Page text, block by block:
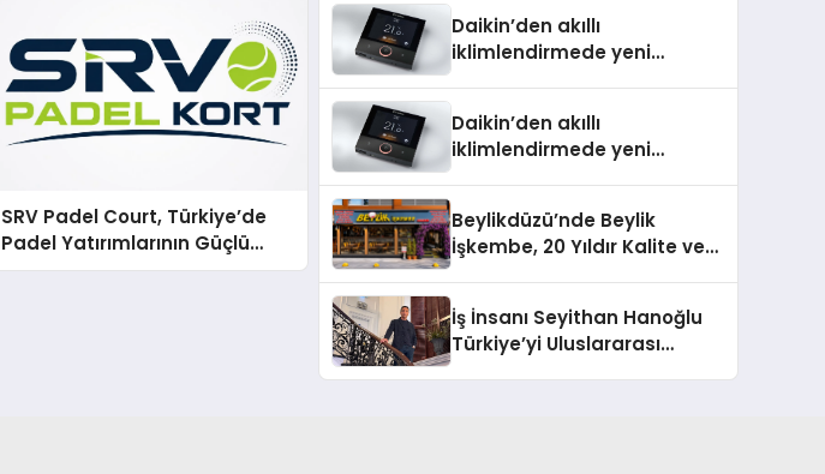
SRV Padel Court, Türkiye’de
Padel Yatırımlarının Güçlü
Markası Olmayı Sürdürüyor
Daikin’den akıllı
iklimlendirmede yeni
Daikin’den akıllı
iklimlendirmede yeni
Beylikdüzü’nde Beylik
İşkembe, 20 Yıldır Kalite ve
İş İnsanı Seyithan Hanoğlu
Türkiye’yi Uluslararası